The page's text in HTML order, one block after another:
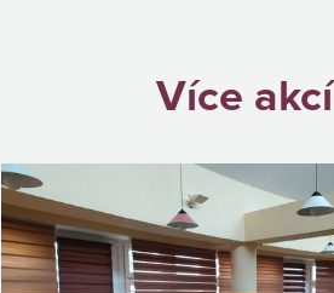
Více akcí